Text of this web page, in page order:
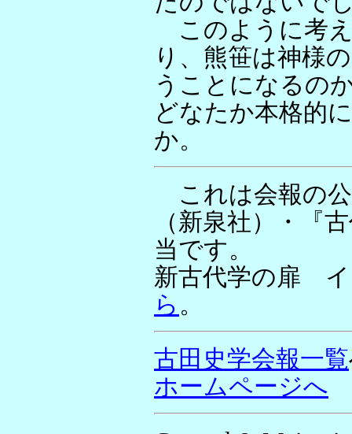
このように考
り、熊笹は神様
うことになるの
どなたか本格的
か。
これは会報の
（新泉社）・『
当です。
新古代学の扉
ら 。
古田史学会報一覧
ホームページへ